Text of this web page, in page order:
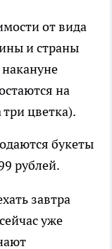
от вида
и страны
на
цветка).
букеты
рублей.
завтра
уже